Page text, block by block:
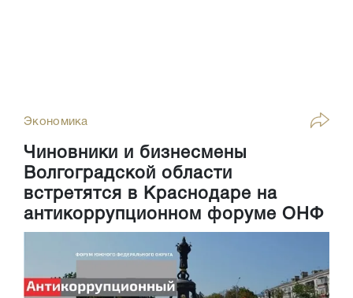
Экономика
Чиновники и бизнесмены
Волгоградской области
встретятся в Краснодаре на
антикоррупционном форуме ОНФ